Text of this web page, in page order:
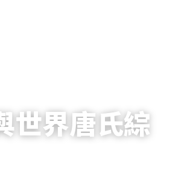
世界唐氏綜